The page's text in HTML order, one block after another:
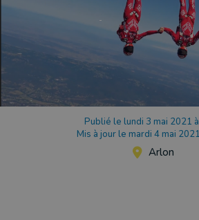
Publié le lundi 3 mai 2021
Mis à jour le mardi 4 mai
Arlon